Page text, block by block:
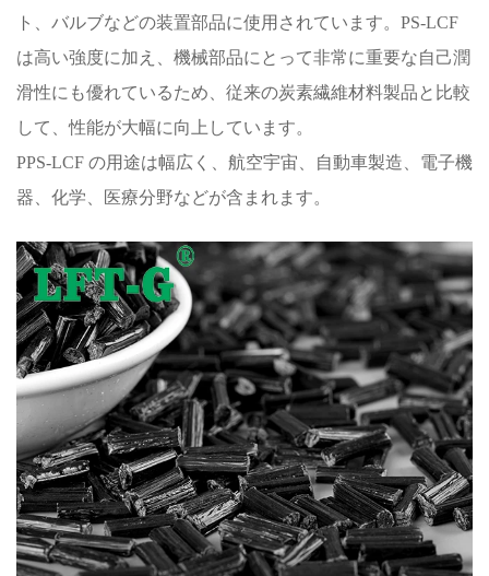
ト、バルブなどの装置部品に使用されています。PS-LCF
は高い強度に加え、機械部品にとって非常に重要な自己潤
滑性にも優れているため、従来の炭素繊維材料製品と比較
して、性能が大幅に向上しています。
PPS-LCF の用途は幅広く、航空宇宙、自動車製造、電子機
器、化学、医療分野などが含まれます。